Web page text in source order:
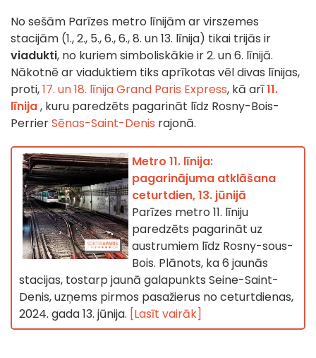
No sešām Parīzes metro līnijām ar virszemes
stacijām (1., 2., 5., 6., 6., 8. un 13. līnija) tikai trijās ir
viadukti, no kuriem simboliskākie ir 2. un 6. līnijā.
Nākotnē ar viaduktiem tiks aprīkotas vēl divas līnijas,
proti,17. un 18. līnijaGrand Paris Express, kā arī11.
līnija, kuru paredzēts pagarināt līdz Rosny-Bois-
PerrierSēnas-Saint-Denis rajonā.
Metro 11. līnija:
pagarinājuma atklāšana
ceturtdien, 13. jūnijā
Parīzes metro 11. līniju
paredzēts pagarināt uz
austrumiem līdz Rosny-sous-
Bois. Plānots, ka 6 jaunās
stacijas, tostarp jaunā galapunkts Seine-Saint-
Denis, uzņems pirmos pasažierus no ceturtdienas,
2024. gada 13. jūnija. [Lasīt vairāk]